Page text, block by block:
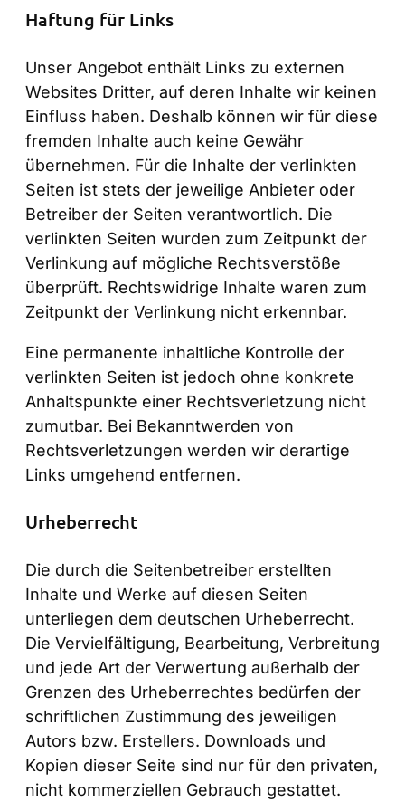
Haftung für Links
Unser Angebot enthält Links zu externen
Websites Dritter, auf deren Inhalte wir keinen
Einfluss haben. Deshalb können wir für diese
fremden Inhalte auch keine Gewähr
übernehmen. Für die Inhalte der verlinkten
Seiten ist stets der jeweilige Anbieter oder
Betreiber der Seiten verantwortlich. Die
verlinkten Seiten wurden zum Zeitpunkt der
Verlinkung auf mögliche Rechtsverstöße
überprüft. Rechtswidrige Inhalte waren zum
Zeitpunkt der Verlinkung nicht erkennbar.
Eine permanente inhaltliche Kontrolle der
verlinkten Seiten ist jedoch ohne konkrete
Anhaltspunkte einer Rechtsverletzung nicht
zumutbar. Bei Bekanntwerden von
Rechtsverletzungen werden wir derartige
Links umgehend entfernen.
Urheberrecht
Die durch die Seitenbetreiber erstellten
Inhalte und Werke auf diesen Seiten
unterliegen dem deutschen Urheberrecht.
Die Vervielfältigung, Bearbeitung, Verbreitung
und jede Art der Verwertung außerhalb der
Grenzen des Urheberrechtes bedürfen der
schriftlichen Zustimmung des jeweiligen
Autors bzw. Erstellers. Downloads und
Kopien dieser Seite sind nur für den privaten,
nicht kommerziellen Gebrauch gestattet.